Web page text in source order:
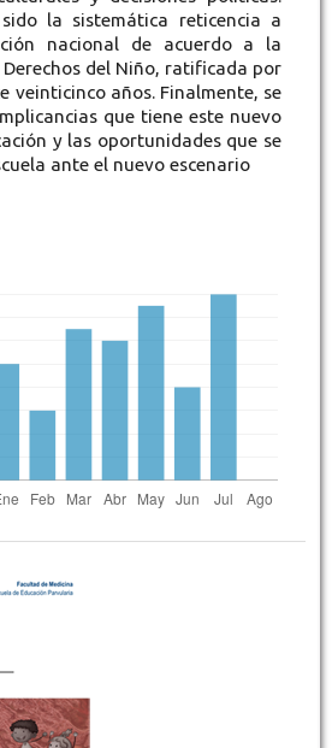
la sistemática reticencia a
nacional de acuerdo a la
del Niño, ratificada por
veinticinco años. Finalmente, se
que tiene este nuevo
y las oportunidades que se
ante el nuevo escenario